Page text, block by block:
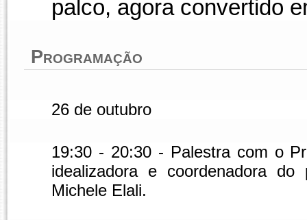
palco, agora convertido
Programação
26 de outubro
19:30 - 20:30 - Palestra com o
idealizadora e coordenadora
Michele Elali.